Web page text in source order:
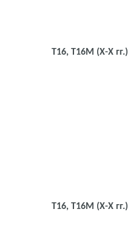
Т16, Т16М (Х-Х гг.)
Т16, Т16М (Х-Х гг.)